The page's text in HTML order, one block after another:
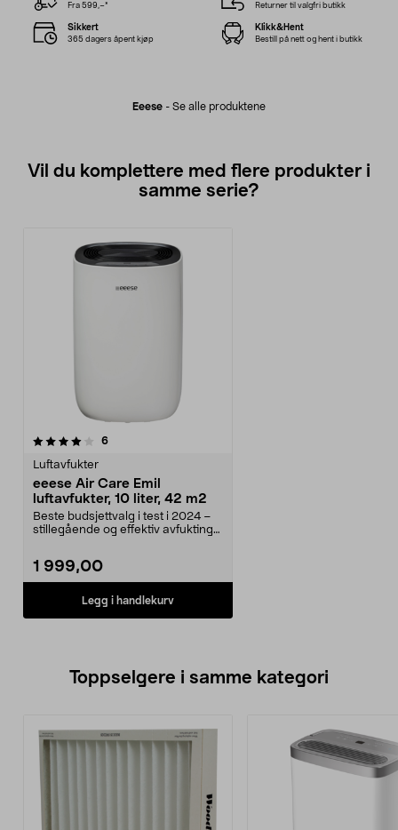
Eeese - Se alle produktene
Fra 599,–* Returner til valgfri butikk
Sikkert
365 dagers åpent kjøp
Klikk&Hent
Bestill på nett og hent i butikk
Vil du komplettere med flere produkter i
samme serie?
6anmeldelser
Luftavfukter
eeese Air Care Emil
luftavfukter, 10 liter, 42 m2
Beste budsjettvalg i test i 2024 –
stillegående og effektiv avfukting
1 999,00
Legg i handlekurv
Toppselgere i samme kategori